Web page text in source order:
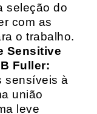
seleção do
com as
o trabalho.
Sensitive
Fuller:
sensíveis à
união
leve